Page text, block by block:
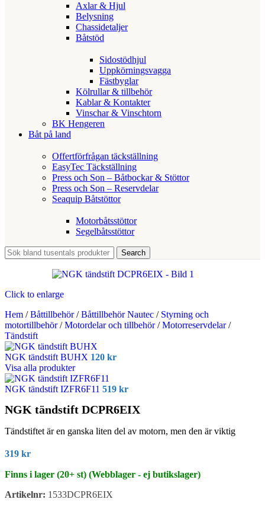
Axlar & Hjul
Belysning
Chassidetaljer
Båtstöd
Sidostödhjul
Uppkörningsvagga
Fästbyglar
Kölrullar & tillbehör
Kablar & Kontakter
Vinschar & Vinschtorn
BK Hengeren
Båt på land
Offertförfrågan täckställning
EasyTec Täckställning
Press och Son – Båtbockar & Stöttor
Press och Son – Reservdelar
Seaquip Båtstöttor
Motorbåtsstöttor
Segelbåtsstöttor
Search
Click to enlarge
Hem / Båttillbehör/ Båttillbehör Nautec / Styrning och
motortillbehör/ Motordelar och tillbehör/ Motorreservdelar/
Tändstift
NGK tändstift BUHX 120 kr
Visa alla produkter
NGK tändstift IZFR6F11 519 kr
NGK tändstift DCPR6EIX
Tändstiftet är en ganska liten del av motorn, men den är viktig
319 kr
Finns i lager (20+ st) (Webblager - ej butikslager)
Artikelnr: 1533DCPR6EIX